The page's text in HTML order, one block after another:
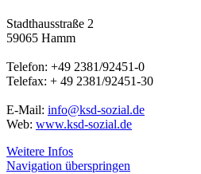
Stadthausstraße 2
59065 Hamm
Telefon: +49 2381/92451-0
Telefax: + 49 2381/92451-30
E-Mail: info@ksd-sozial.de
Web: www.ksd-sozial.de
Weitere Infos
Navigation überspringen